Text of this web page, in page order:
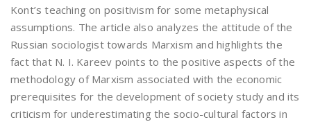
Kont’s teaching on positivism for some metaphysical
assumptions. The article also analyzes the attitude of the
Russian sociologist towards Marxism and highlights the
fact that N. I. Kareev points to the positive aspects of the
methodology of Marxism associated with the economic
prerequisites for the development of society study and its
criticism for underestimating the socio-cultural factors in